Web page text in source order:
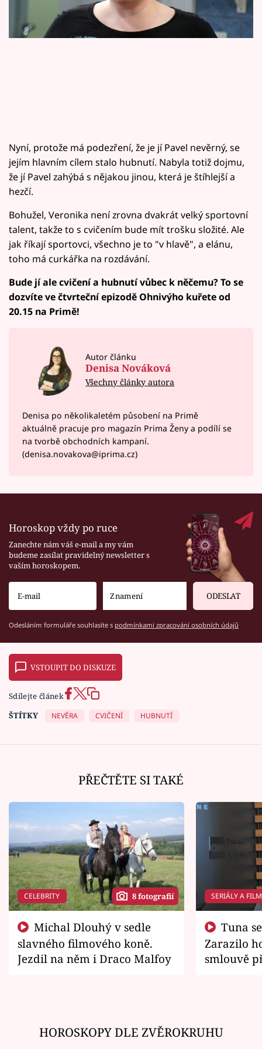
Sledujte prima+
Přihlášení
Sledujte nás
Nyní, protože má podezření, že je jí Pavel nevěrný, se
jejím hlavním cílem stalo hubnutí. Nabyla totiž dojmu,
že jí Pavel zahýbá s nějakou jinou, která je štíhlejší a
hezčí.
Bohužel, Veronika není zrovna dvakrát velký sportovní
talent, takže to s cvičením bude mít trošku složité. Ale
jak říkají sportovci, všechno je to "v hlavě", a elánu,
toho má curkářka na rozdávání.
Bude jí ale cvičení a hubnutí vůbec k něčemu? To se
dozvíte ve čtvrteční epizodě Ohnivýho kuřete od
20.15 na Primě!
Autor článku
Denisa Nováková
Všechny články autora
Denisa po několikaletém působení na Primě
aktuálně pracuje pro magazín Prima Ženy a podílí se
na tvorbě obchodních kampaní.
(denisa.novakova@iprima.cz)
Horoskop vždy po ruce
Zanechte nám váš e-mail a my vám
budeme zasílat pravidelný newsletter s
vaším horoskopem.
ODESLAT
Odesláním formuláře souhlasíte s podmínkami zpracování osobních údajů
VSTOUPIT DO DISKUZE
Sdílejte článek
ŠTÍTKY
NEVĚRA CVIČENÍ HUBNUTÍ
PŘEČTĚTE SI TAKÉ
CELEBRITY 8 fotografií
slavného filmového koně.
Jezdil na něm i Draco Malfoy
SERIÁLY A
Zarazilo
smlouvě
HOROSKOPY DLE ZVĚROKRUHU